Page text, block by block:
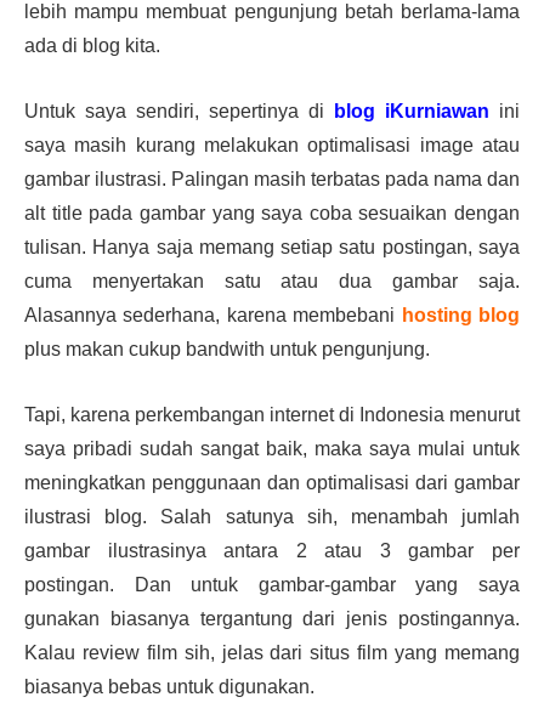
lebih mampu membuat pengunjung betah berlama-lama
ada di blog kita.
Untuk saya sendiri, sepertinya di blog iKurniawan ini
saya masih kurang melakukan optimalisasi image atau
gambar ilustrasi. Palingan masih terbatas pada nama dan
alt title pada gambar yang saya coba sesuaikan dengan
tulisan. Hanya saja memang setiap satu postingan, saya
cuma menyertakan satu atau dua gambar saja.
Alasannya sederhana, karena membebani hosting blog
plus makan cukup bandwith untuk pengunjung.
Tapi, karena perkembangan internet di Indonesia menurut
saya pribadi sudah sangat baik, maka saya mulai untuk
meningkatkan penggunaan dan optimalisasi dari gambar
ilustrasi blog. Salah satunya sih, menambah jumlah
gambar ilustrasinya antara 2 atau 3 gambar per
postingan. Dan untuk gambar-gambar yang saya
gunakan biasanya tergantung dari jenis postingannya.
Kalau review film sih, jelas dari situs film yang memang
biasanya bebas untuk digunakan.